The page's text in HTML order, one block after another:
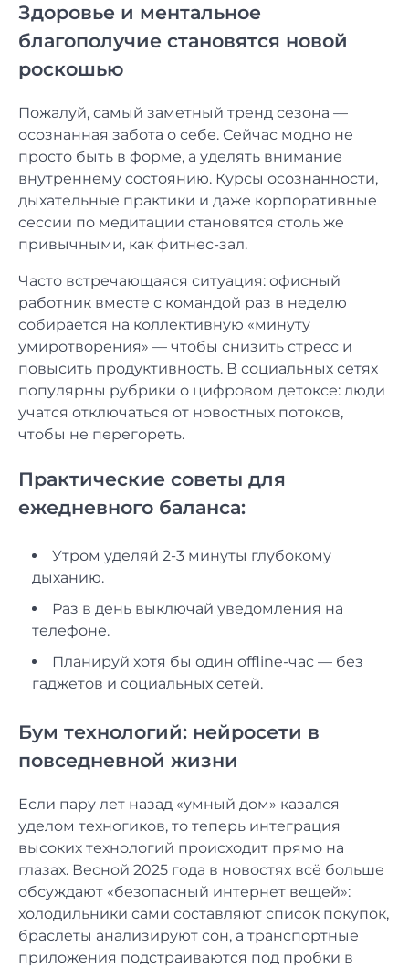
Здоровье и ментальное
благополучие становятся новой
роскошью
Пожалуй, самый заметный тренд сезона —
осознанная забота о себе. Сейчас модно не
просто быть в форме, а уделять внимание
внутреннему состоянию. Курсы осознанности,
дыхательные практики и даже корпоративные
сессии по медитации становятся столь же
привычными, как фитнес-зал.
Часто встречающаяся ситуация: офисный
работник вместе с командой раз в неделю
собирается на коллективную «минуту
умиротворения» — чтобы снизить стресс и
повысить продуктивность. В социальных сетях
популярны рубрики о цифровом детоксе: люди
учатся отключаться от новостных потоков,
чтобы не перегореть.
Практические советы для
ежедневного баланса:
Утром уделяй 2-3 минуты глубокому
дыханию.
Раз в день выключай уведомления на
телефоне.
Планируй хотя бы один offline-час — без
гаджетов и социальных сетей.
Бум технологий: нейросети в
повседневной жизни
Если пару лет назад «умный дом» казался
уделом техногиков, то теперь интеграция
высоких технологий происходит прямо на
глазах. Весной 2025 года в новостях всё больше
обсуждают «безопасный интернет вещей»:
холодильники сами составляют список покупок,
браслеты анализируют сон, а транспортные
приложения подстраиваются под пробки в